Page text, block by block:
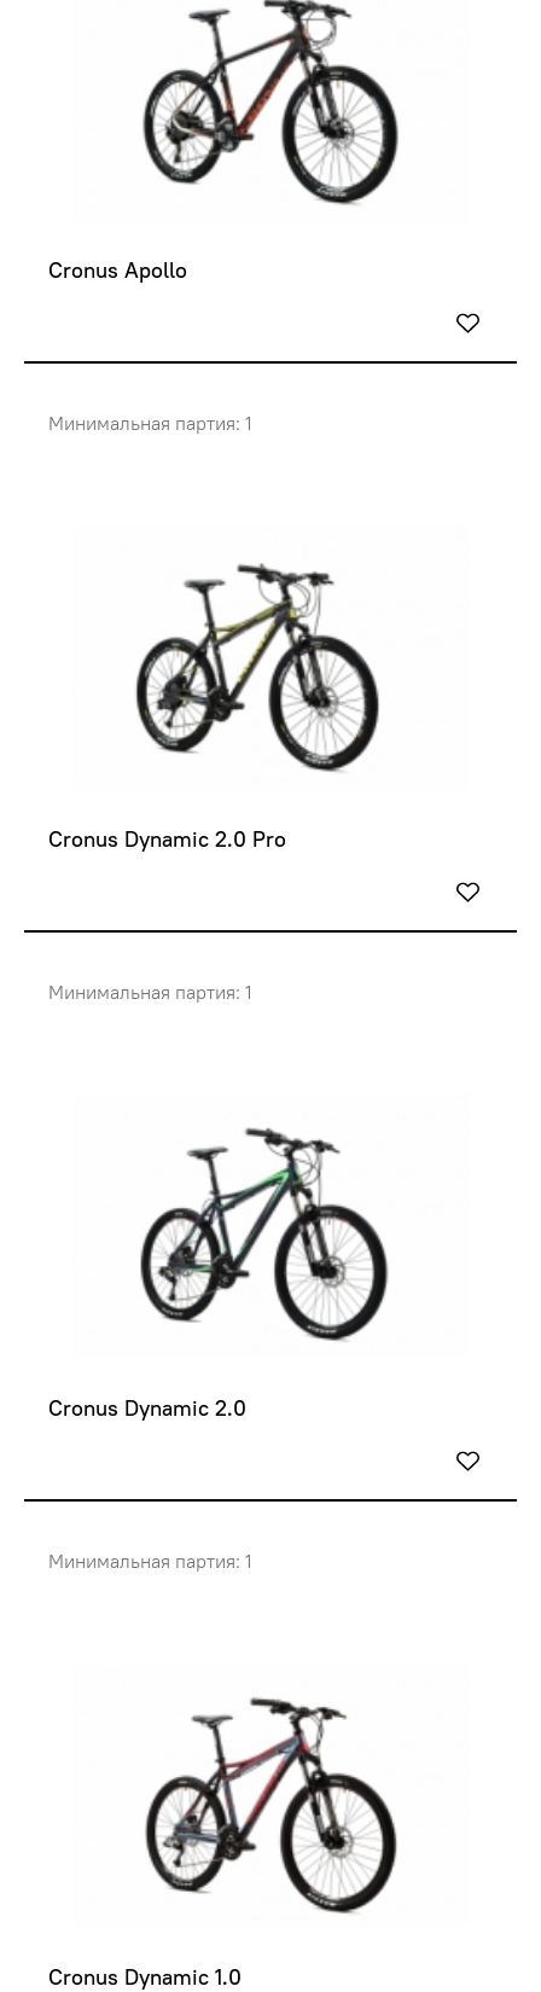
Cronus Apollo
Минимальная партия: 1
Cronus Dynamic 2.0 Pro
Минимальная партия: 1
Cronus Dynamic 2.0
Минимальная партия: 1
Cronus Dynamic 1.0